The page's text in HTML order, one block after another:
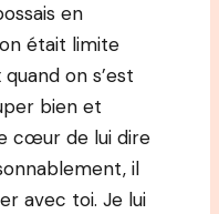
en
était limite
on s’est
bien et
cœur de lui dire
il
avec toi. Je lui